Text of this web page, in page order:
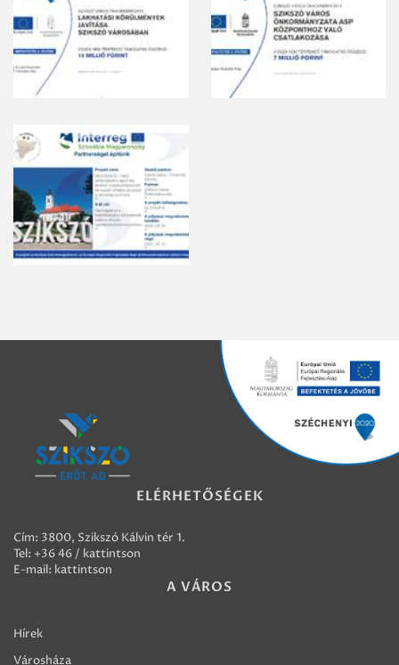
ELÉRHETŐSÉGEK
Cím: 3800, Szikszó Kálvin tér 1.
Tel: +36 46 / kattintson
E-mail: kattintson
A VÁROS
Hírek
Városháza